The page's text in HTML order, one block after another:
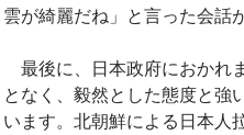
雲が綺麗だね」と言った会話
最後に、日本政府におかれ
となく、毅然とした態度と強
います。北朝鮮による日本人